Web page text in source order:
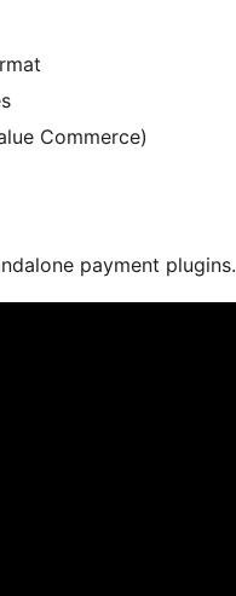
Commerce)
payment plugins.